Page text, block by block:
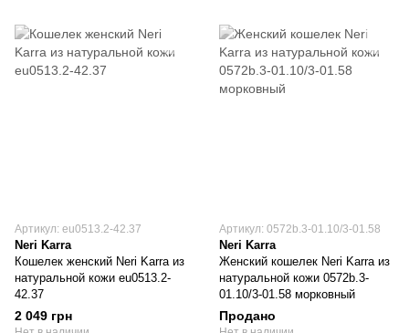
Артикул: eu0513.2-42.37
Neri Karra
Кошелек женский Neri Karra из
натуральной кожи eu0513.2-
42.37
2 049 грн
Артикул: 0572b.3-01.10/3-01.58
Neri Karra
Женский кошелек Neri Karra из
натуральной кожи 0572b.3-
01.10/3-01.58 морковный
Продано